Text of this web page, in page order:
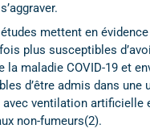
études mettent en
plus susceptibles
la maladie COVID-19 et
d’être admis dans une
ventilation artificielle
non-fumeurs(2).